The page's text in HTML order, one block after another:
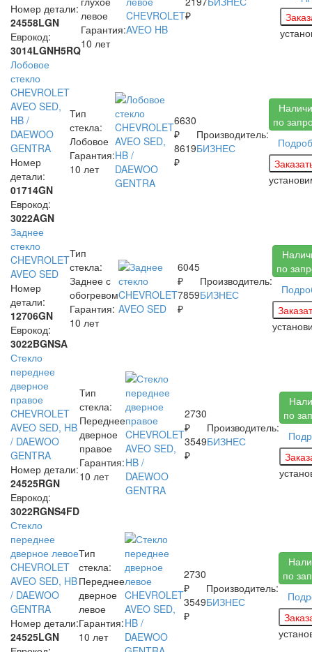
Номер детали:
24558LGN
Еврокод:
3014LGNH5RQ
левое
Гарантия:
10 лет
₽
Лобовое
стекло
CHEVROLET
AVEO SED,
HB /
DAEWOO
GENTRA
Номер
детали:
01714GN
Еврокод:
3022AGN
Тип
стекла:
Лобовое
Гарантия:
10 лет
6630
₽
8619
₽
Производитель:
БИЗНЕС
по
Заднее
стекло
CHEVROLET
AVEO SED
Номер
детали:
12706GN
Еврокод:
3022BGNSA
Тип
стекла:
Заднее с
обогревом
Гарантия:
10 лет
6045
₽
7859
₽
Производитель:
БИЗНЕС
по
Стекло
переднее
дверное
правое
CHEVROLET
AVEO SED, HB
/ DAEWOO
GENTRA
Номер детали:
24525RGN
Еврокод:
3022RGNS4FD
Тип
стекла:
Переднее
дверное
правое
Гарантия:
10 лет
2730
₽
3549
₽
Производитель:
БИЗНЕС
по
Стекло
переднее
дверное левое
CHEVROLET
AVEO SED, HB
/ DAEWOO
GENTRA
Номер детали:
24525LGN
Тип
стекла:
Переднее
дверное
левое
Гарантия:
10 лет
2730
₽
3549
₽
Производитель:
БИЗНЕС
по